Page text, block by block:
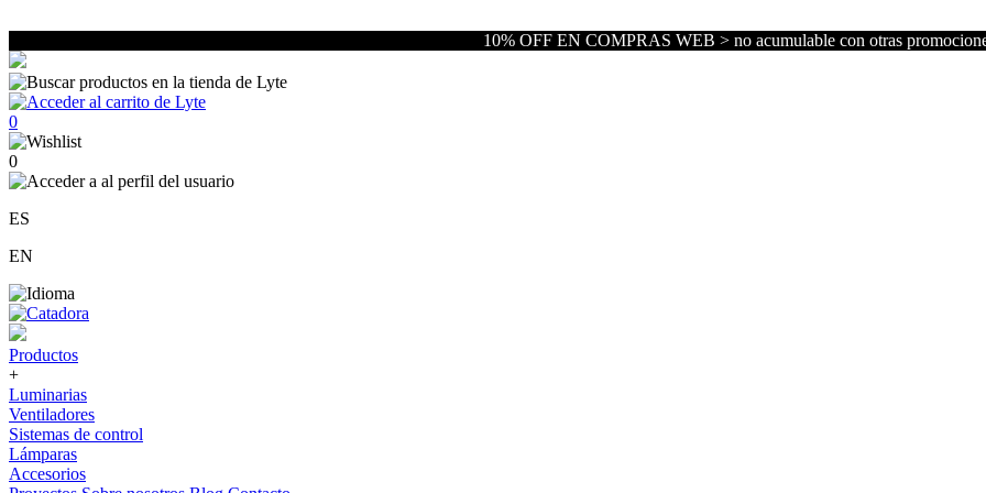
10% OFF EN COMPRAS WEB > no acumulable con otras
0
0
ES
EN
Productos
+
Luminarias
Ventiladores
Sistemas de control
Lámparas
Accesorios